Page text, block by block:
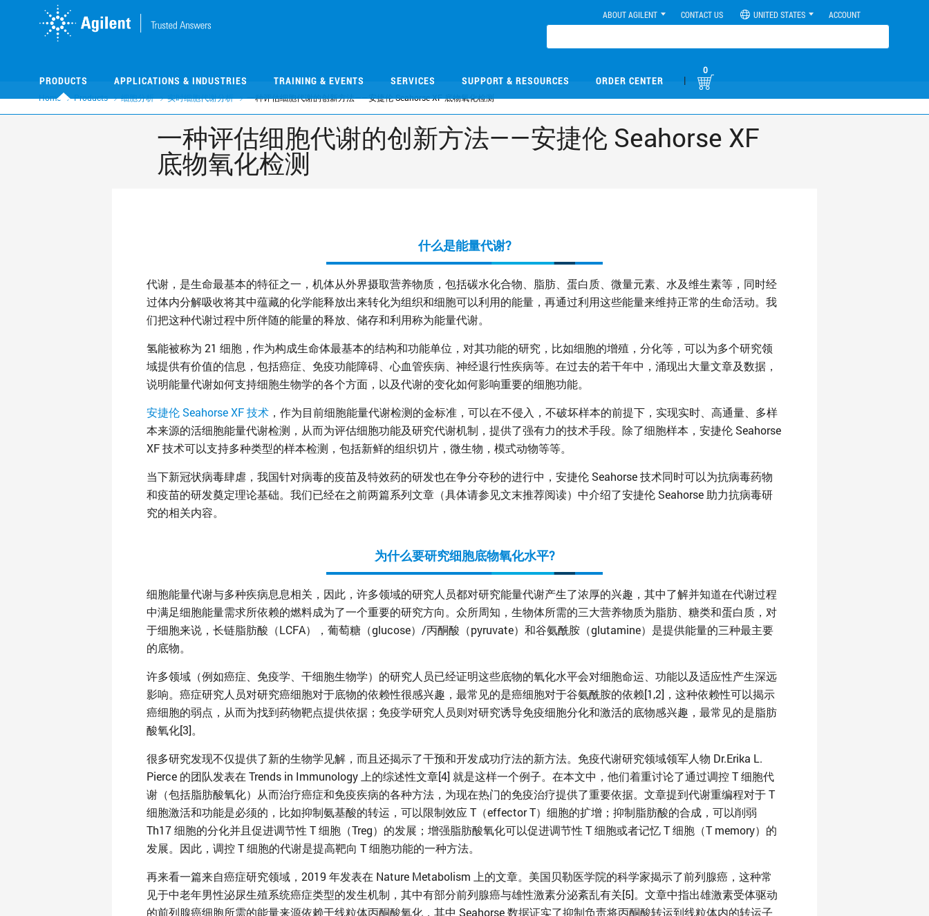
ABOUT AGILENT CONTACT US UNITED STATES ACCOUNT
PRODUCTS APPLICATIONS & INDUSTRIES TRAINING & EVENTS SERVICES SUPPORT & RESOURCES ORDER CENTER |
0
Home Products 细胞分析 实时细胞代谢分析 一种评估细胞代谢的创新方法——安捷伦 Seahorse XF 底物氧化检测
一种评估细胞代谢的创新方法——安捷伦 Seahorse XF
底物氧化检测
什么是能量代谢?
代谢，是生命最基本的特征之一，机体从外界摄取营养物质，包括碳水化合物、脂肪、蛋白质、微量元素、水及维生素等，同时经
过体内分解吸收将其中蕴藏的化学能释放出来转化为组织和细胞可以利用的能量，再通过利用这些能量来维持正常的生命活动。我
们把这种代谢过程中所伴随的能量的释放、储存和利用称为能量代谢。
氢能被称为 21 细胞，作为构成生命体最基本的结构和功能单位，对其功能的研究，比如细胞的增殖，分化等，可以为多个研究领
域提供有价值的信息，包括癌症、免疫功能障碍、心血管疾病、神经退行性疾病等。在过去的若干年中，涌现出大量文章及数据，
说明能量代谢如何支持细胞生物学的各个方面，以及代谢的变化如何影响重要的细胞功能。
安捷伦 Seahorse XF 技术 ，作为目前细胞能量代谢检测的金标准，可以在不侵入，不破坏样本的前提下，实现实时、高通量、多样
本来源的活细胞能量代谢检测，从而为评估细胞功能及研究代谢机制，提供了强有力的技术手段。除了细胞样本，安捷伦 Seahorse
XF 技术可以支持多种类型的样本检测，包括新鲜的组织切片，微生物，模式动物等等。
当下新冠状病毒肆虐，我国针对病毒的疫苗及特效药的研发也在争分夺秒的进行中，安捷伦 Seahorse 技术同时可以为抗病毒药物
和疫苗的研发奠定理论基础。我们已经在之前两篇系列文章（具体请参见文末推荐阅读）中介绍了安捷伦 Seahorse 助力抗病毒研
究的相关内容。
为什么要研究细胞底物氧化水平?
细胞能量代谢与多种疾病息息相关，因此，许多领域的研究人员都对研究能量代谢产生了浓厚的兴趣，其中了解并知道在代谢过程
中满足细胞能量需求所依赖的燃料成为了一个重要的研究方向。众所周知，生物体所需的三大营养物质为脂肪、糖类和蛋白质，对
于细胞来说，长链脂肪酸（LCFA），葡萄糖（glucose）/丙酮酸（pyruvate）和谷氨酰胺（glutamine）是提供能量的三种最主要
的底物。
许多领域（例如癌症、免疫学、干细胞生物学）的研究人员已经证明这些底物的氧化水平会对细胞命运、功能以及适应性产生深远
影响。癌症研究人员对研究癌细胞对于底物的依赖性很感兴趣，最常见的是癌细胞对于谷氨酰胺的依赖[1,2]，这种依赖性可以揭示
癌细胞的弱点，从而为找到药物靶点提供依据；免疫学研究人员则对研究诱导免疫细胞分化和激活的底物感兴趣，最常见的是脂肪
酸氧化[3]。
很多研究发现不仅提供了新的生物学见解，而且还揭示了干预和开发成功疗法的新方法。免疫代谢研究领域领军人物 Dr.Erika L.
Pierce 的团队发表在 Trends in Immunology 上的综述性文章[4] 就是这样一个例子。在本文中，他们着重讨论了通过调控 T 细胞代
谢（包括脂肪酸氧化）从而治疗癌症和免疫疾病的各种方法，为现在热门的免疫治疗提供了重要依据。文章提到代谢重编程对于 T
细胞激活和功能是必须的，比如抑制氨基酸的转运，可以限制效应 T（effector T）细胞的扩增；抑制脂肪酸的合成，可以削弱
Th17 细胞的分化并且促进调节性 T 细胞（Treg）的发展；增强脂肪酸氧化可以促进调节性 T 细胞或者记忆 T 细胞（T memory）的
发展。因此，调控 T 细胞的代谢是提高靶向 T 细胞功能的一种方法。
再来看一篇来自癌症研究领域，2019 年发表在 Nature Metabolism 上的文章。美国贝勒医学院的科学家揭示了前列腺癌，这种常
见于中老年男性泌尿生殖系统癌症类型的发生机制，其中有部分前列腺癌与雄性激素分泌紊乱有关[5]。文章中指出雄激素受体驱动
的前列腺癌细胞所需的能量来源依赖于线粒体丙酮酸氧化，其中 Seahorse 数据证实了抑制负责将丙酮酸转运到线粒体内的转运子